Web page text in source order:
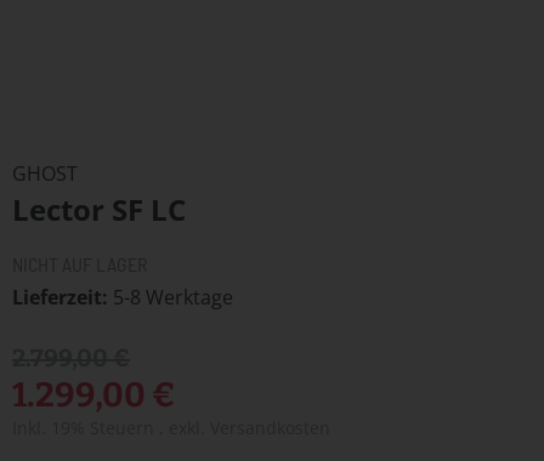
der
Bildergalerie
GHOST
Lector SF LC
Lieferzeit 5-8 Werktage
1.299,00 €